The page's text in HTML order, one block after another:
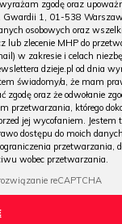
zgodę oraz
Gwardii 1, 01-538
osobowych oraz
lub zlecenie MHP do
w zakresie i celach
dzieje.pl od dnia
świadomy/a, że mam
zgodę oraz że odwołanie
przetwarzania, którego
jej wycofaniem. Jestem
dostępu do moich
przetwarzania,
wobec przetwarzania.